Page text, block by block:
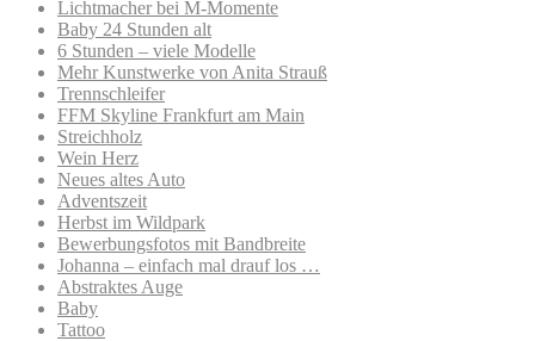
Lichtmacher bei M-Momente
Baby 24 Stunden alt
6 Stunden – viele Modelle
Mehr Kunstwerke von Anita Strauß
Trennschleifer
FFM Skyline Frankfurt am Main
Streichholz
Wein Herz
Neues altes Auto
Adventszeit
Herbst im Wildpark
Bewerbungsfotos mit Bandbreite
Johanna – einfach mal drauf los …
Abstraktes Auge
Baby
Tattoo